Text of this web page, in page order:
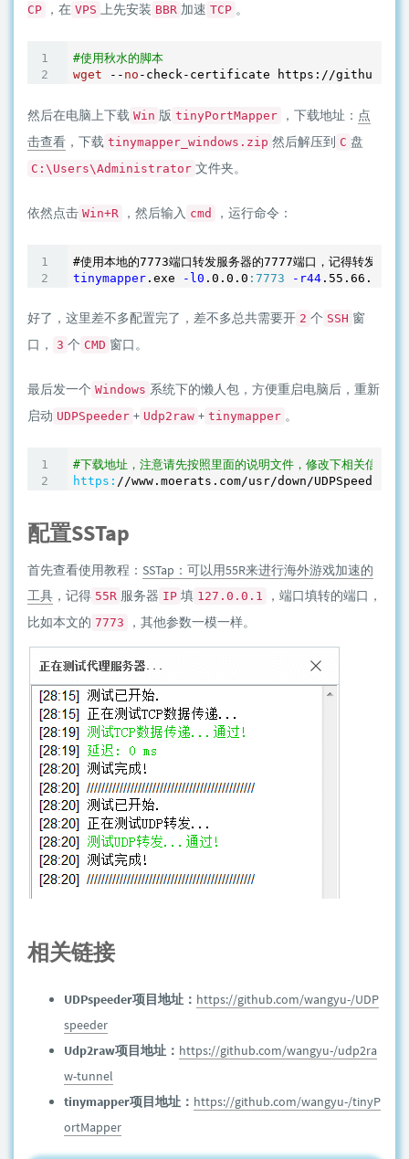
CP
，在 VPS 上先安装 BBR 加速 TCP 。
#使用秋水的脚本
wget -- no
然后在电脑上下载 Win 版 tinyPortMapper ，下载地址： 点
击查看 ，下载 tinymapper_windows.zip 然后解压到 C 盘
C:\Users\Administrator 文件夹。
依然点击 Win+R ，然后输入 cmd ，运行命令：
#使用本地的7773端口转发服务器的7777端口，记得转发的
tinymapper .exe -l0 .0 .0 .0 :7773 -r44 .55 .66 .77
好了，这里差不多配置完了，差不多总共需要开 2 个 SSH 窗
口，
3 个 CMD 窗口。
最后发一个 Windows 系统下的懒人包，方便重启电脑后，重新
启动 UDPSpeeder + Udp2raw + tinymapper 。
#下载地址，注意请先按照里面的说明文件，修改下相关信息
https: //www.moerats.com/usr/down/
配置SSTap
首先查看使用教程： SSTap：可以用55R来进行海外游戏加速的
工具 ，记得 55R 服务器 IP 填 127.0.0.1
，端口填转的端口，
比如本文的 7773 ，其他参数一模一样。
相关链接
UDPspeeder项目地址： https://github.com/wangyu-/UDP
speeder
Udp2raw项目地址： https://github.com/wangyu-/udp2ra
w-tunnel
tinymapper项目地址： https://github.com/wangyu-/tinyP
ortMapper